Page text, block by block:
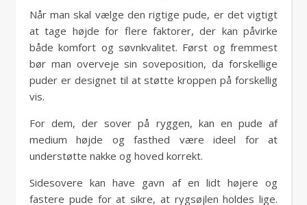
Når man skal vælge den rigtige pude, er det vigtigt
at tage højde for flere faktorer, der kan påvirke
både komfort og søvnkvalitet. Først og fremmest
bør man overveje sin soveposition, da forskellige
puder er designet til at støtte kroppen på forskellig
vis.
For dem, der sover på ryggen, kan en pude af
medium højde og fasthed være ideel for at
understøtte nakke og hoved korrekt.
Sidesovere kan have gavn af en lidt højere og
fastere pude for at sikre, at rygsøjlen holdes lige.